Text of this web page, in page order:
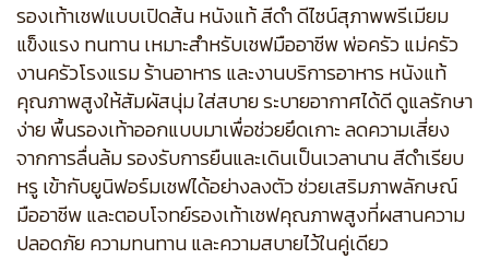
รองเท้าเชฟแบบเปิดส้น หนังแท้ สีดำ ดีไซน์สุภาพพรีเมียม
แข็งแรง ทนทาน เหมาะสำหรับเชฟมืออาชีพ พ่อครัว แม่ครัว
งานครัวโรงแรม ร้านอาหาร และงานบริการอาหาร หนังแท้
คุณภาพสูงให้สัมผัสนุ่ม ใส่สบาย ระบายอากาศได้ดี ดูแลรักษา
ง่าย พื้นรองเท้าออกแบบมาเพื่อช่วยยึดเกาะ ลดความเสี่ยง
จากการลื่นล้ม รองรับการยืนและเดินเป็นเวลานาน สีดำเรียบ
หรู เข้ากับยูนิฟอร์มเชฟได้อย่างลงตัว ช่วยเสริมภาพลักษณ์
มืออาชีพ และตอบโจทย์รองเท้าเชฟคุณภาพสูงที่ผสานความ
ปลอดภัย ความทนทาน และความสบายไว้ในคู่เดียว